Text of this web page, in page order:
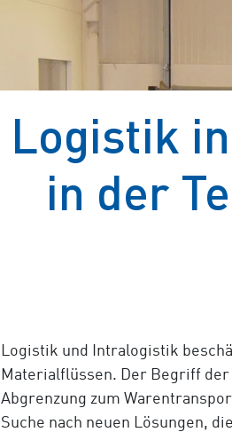
Logistik
in der
Logistik und Intralogistik
Materialflüssen. Der Begriff
Abgrenzung zum
Suche nach neuen Lösungen,